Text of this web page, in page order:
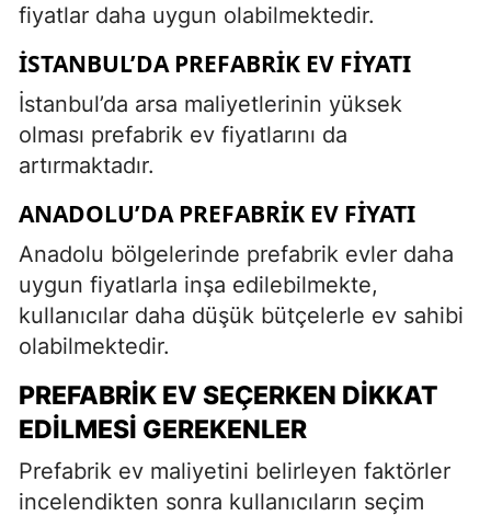
fiyatlar daha uygun olabilmektedir.
İSTANBUL’DA PREFABRIK EV FIYATI
İstanbul’da arsa maliyetlerinin yüksek
olması prefabrik ev fiyatlarını da
artırmaktadır.
ANADOLU’DA PREFABRIK EV FIYATI
Anadolu bölgelerinde prefabrik evler daha
uygun fiyatlarla inşa edilebilmekte,
kullanıcılar daha düşük bütçelerle ev sahibi
olabilmektedir.
PREFABRIK EV SEÇERKEN DIKKAT
EDILMESI GEREKENLER
Prefabrik ev maliyetini belirleyen faktörler
incelendikten sonra kullanıcıların seçim